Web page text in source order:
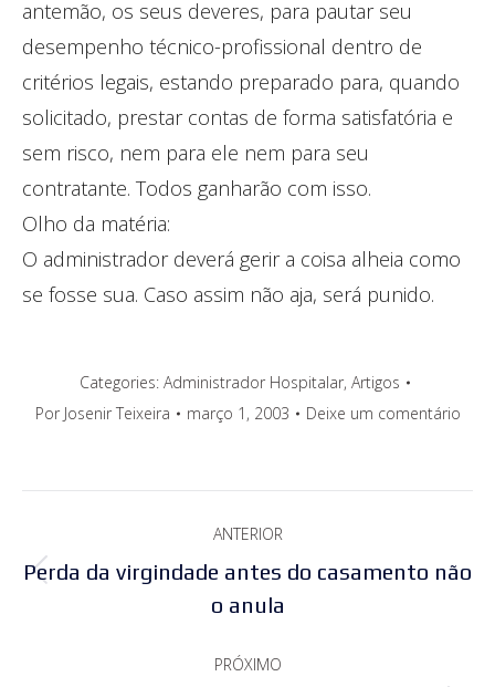
antemão, os seus deveres, para pautar seu
desempenho técnico-profissional dentro de
critérios legais, estando preparado para, quando
solicitado, prestar contas de forma satisfatória e
sem risco, nem para ele nem para seu
contratante. Todos ganharão com isso.
Olho da matéria:
O administrador deverá gerir a coisa alheia como
se fosse sua. Caso assim não aja, será punido.
Categories: Administrador Hospitalar, Artigos
Por Josenir Teixeira março 1, 2003 Deixe um comentário
de
ANTERIOR
Post
anterior:
Perda da virgindade antes do casamento não
o anula
PRÓXIMO